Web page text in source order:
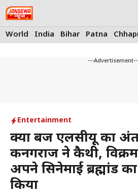
Skip
to
content
World India Bihar Patna
---
Entertainment
क्या बेंज एलसीयू का
कनगराज ने कैथी,
अपने सिनेमाई ब्रह्मांड
किया